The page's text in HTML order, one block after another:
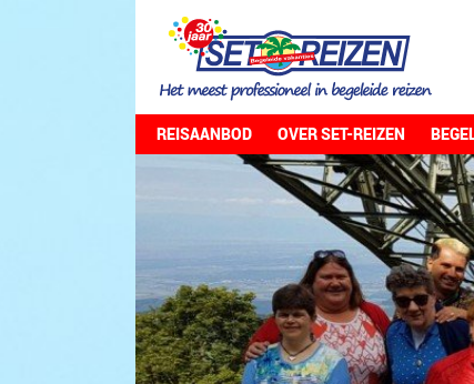
REISAANBOD OVER SET-REIZEN